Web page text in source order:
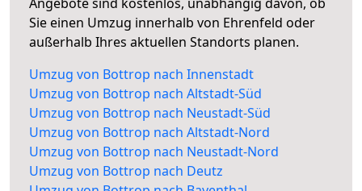
Sie einen Umzug innerhalb von Ehrenfeld oder
außerhalb Ihres aktuellen Standorts planen.
Umzug von Bottrop nach Innenstadt
Umzug von Bottrop nach Altstadt-Süd
Umzug von Bottrop nach Neustadt-Süd
Umzug von Bottrop nach Altstadt-Nord
Umzug von Bottrop nach Neustadt-Nord
Umzug von Bottrop nach Deutz